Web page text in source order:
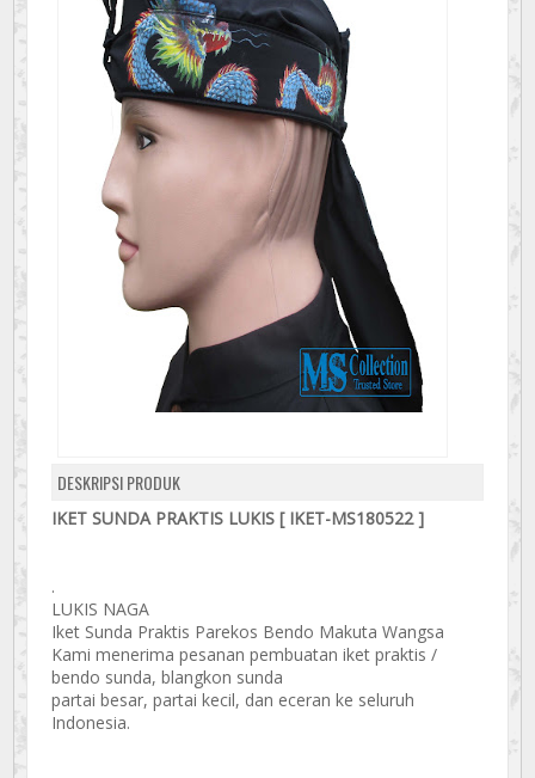
DESKRIPSI PRODUK
IKET SUNDA PRAKTIS LUKIS [ IKET-MS180522 ]
.
LUKIS NAGA
Iket Sunda Praktis Parekos Bendo Makuta Wangsa
Kami menerima pesanan pembuatan iket praktis /
bendo sunda, blangkon sunda
partai besar, partai kecil, dan eceran ke seluruh
Indonesia.